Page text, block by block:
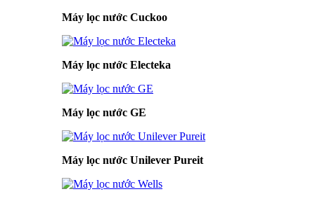
Máy lọc nước Cuckoo
Máy lọc nước Electeka
Máy lọc nước GE
Máy lọc nước Unilever Pureit